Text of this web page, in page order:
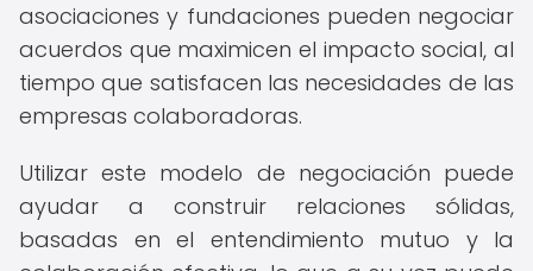
asociaciones y fundaciones pueden negociar
acuerdos que maximicen el impacto social, al
tiempo que satisfacen las necesidades de las
empresas colaboradoras.
Utilizar este modelo de negociación puede
ayudar a construir relaciones sólidas,
basadas en el entendimiento mutuo y la